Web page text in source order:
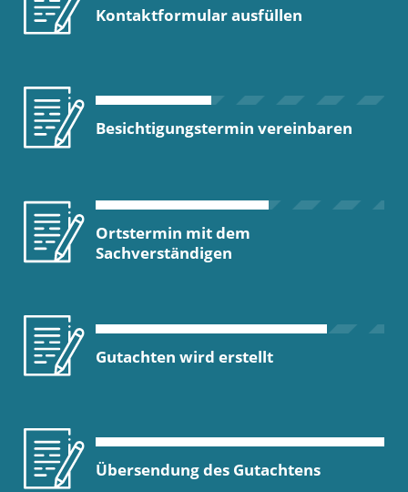
Ablauf einerBewertung
Kontaktformular ausfüllen
Ortstermin mit dem